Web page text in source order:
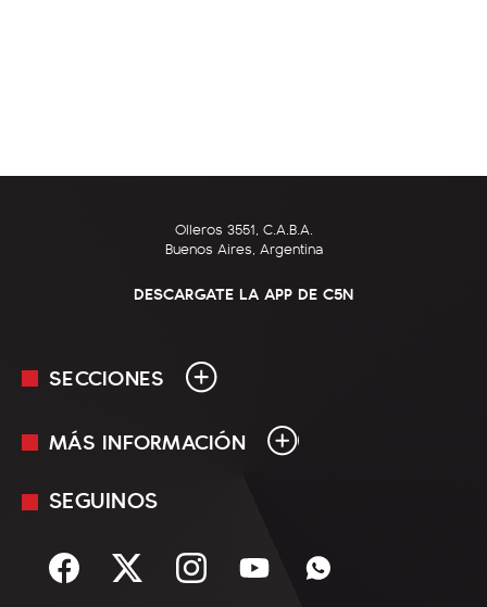
Olleros 3551, C.A.B.A.
Buenos Aires, Argentina
DESCARGATE LA APP DE C5N
SECCIONES
En Vivo
Sociedad
MÁS INFORMACIÓN
Mediakit
Términos y condiciones
SEGUINOS